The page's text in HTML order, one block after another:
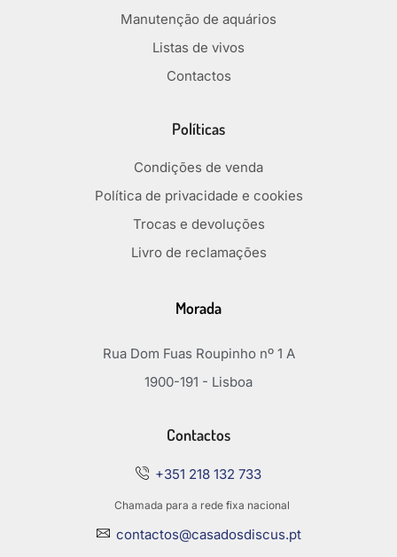
Manutenção de aquários
Listas de vivos
Contactos
Políticas
Condições de venda
Política de privacidade e cookies
Trocas e devoluções
Livro de reclamações
Morada
Rua Dom Fuas Roupinho nº 1 A
1900-191 - Lisboa
Contactos
+351 218 132 733
Chamada para a rede fixa nacional
contactos@casadosdiscus.pt